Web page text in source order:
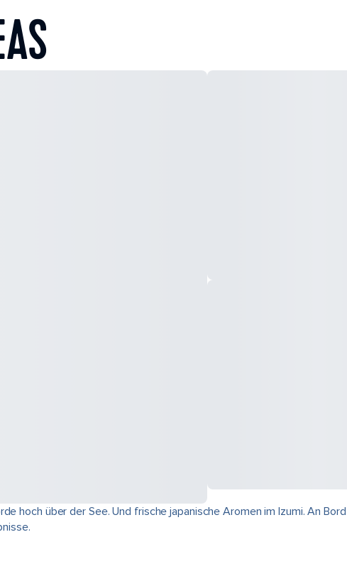
hoch über der See. Und frische japanische Aromen im Izumi. An